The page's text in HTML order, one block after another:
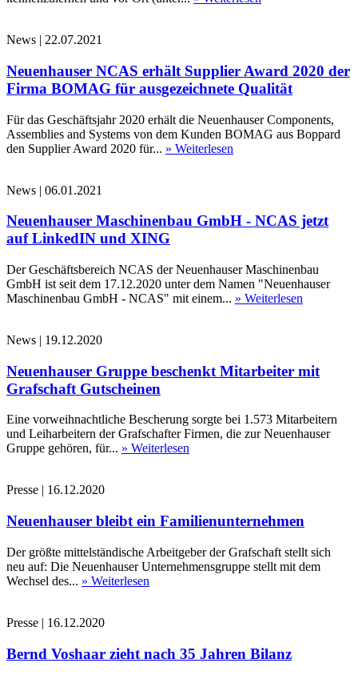
News | 22.07.2021
Neuenhauser NCAS erhält Supplier Award 2020 der
Firma BOMAG für ausgezeichnete Qualität
Für das Geschäftsjahr 2020 erhält die Neuenhauser Components,
Assemblies and Systems von dem Kunden BOMAG aus Boppard
den Supplier Award 2020 für... » Weiterlesen
News | 06.01.2021
Neuenhauser Maschinenbau GmbH - NCAS jetzt
auf LinkedIN und XING
Der Geschäftsbereich NCAS der Neuenhauser Maschinenbau
GmbH ist seit dem 17.12.2020 unter dem Namen "Neuenhauser
Maschinenbau GmbH - NCAS" mit einem... » Weiterlesen
News | 19.12.2020
Neuenhauser Gruppe beschenkt Mitarbeiter mit
Grafschaft Gutscheinen
Eine vorweihnachtliche Bescherung sorgte bei 1.573 Mitarbeitern
und Leiharbeitern der Grafschafter Firmen, die zur Neuenhauser
Gruppe gehören, für... » Weiterlesen
Presse | 16.12.2020
Neuenhauser bleibt ein Familienunternehmen
Der größte mittelständische Arbeitgeber der Grafschaft stellt sich
neu auf: Die Neuenhauser Unternehmensgruppe stellt mit dem
Wechsel des... » Weiterlesen
Presse | 16.12.2020
Bernd Voshaar zieht nach 35 Jahren Bilanz